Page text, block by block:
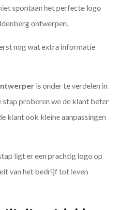
spontaan het perfecte logo
ontwerpen.
nog wat extra informatie
is onder te verdelen in
stap proberen we de klant beter
klant ook kleine aanpassingen
ligt er een prachtig logo op
van het bedrijf tot leven